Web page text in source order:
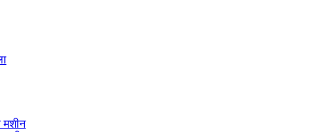
मशीन